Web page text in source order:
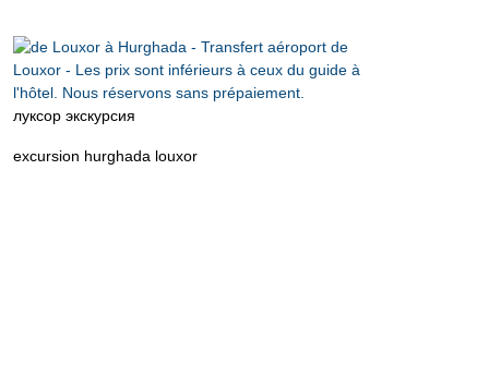
луксор экскурсия
excursion hurghada louxor